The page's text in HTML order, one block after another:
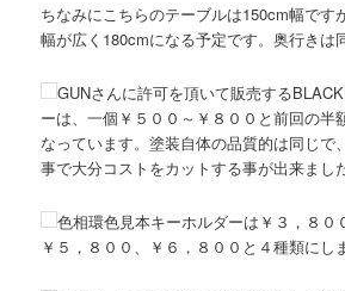
ちなみにこちらのテーブルは150cm幅です
幅が広く180cmになる予定です。奥行きは
GUNさんに許可を頂いて販売する
ーは、一個￥５００～￥８００と前回の半
なっています。塗装自体の品質的は同じで
事で大分コストをカットする事が出来ました
色相環色見本キーホルダーは￥３，８０
￥５，８００、￥６，８００と４種類にし